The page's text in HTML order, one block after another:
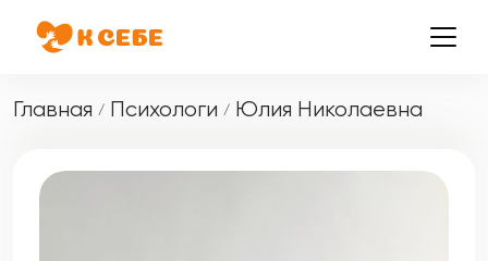
Главная / Психологи / Юлия Николаевна